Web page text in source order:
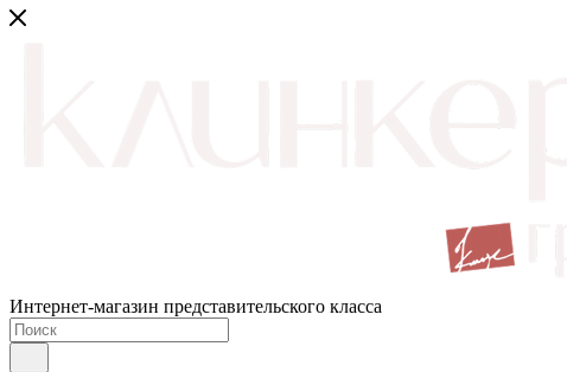
Интернет-магазин представительского класса